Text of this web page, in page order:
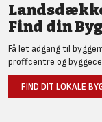
Find din
Få let adgang til
proffcentre og
FIND DIT LOKALE